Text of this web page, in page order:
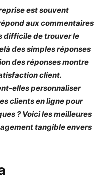
est souvent
aux commentaires
difficile de trouver le
des simples réponses
des réponses montre
client.
elles personnaliser
clients en ligne pour
? Voici les meilleures
tangible envers